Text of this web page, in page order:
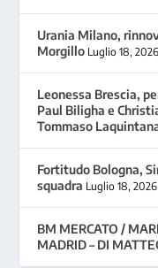
Urania Milano,
Morgillo Luglio 18, 2026
Leonessa Brescia,
Paul Biligha e
Tommaso
Fortitudo Bologna,
squadra Luglio 18, 2026
BM MERCATO /
MADRID – DI